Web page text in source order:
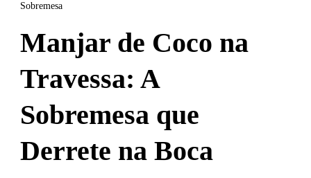
Sobremesa
Manjar de Coco na
Travessa: A
Sobremesa que
Derrete na Boca